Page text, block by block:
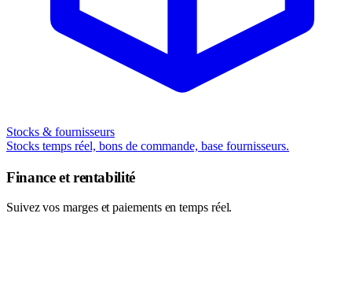
Stocks & fournisseurs
Stocks temps réel, bons de commande, base fournisseurs.
Finance et rentabilité
Suivez vos marges et paiements en temps réel.